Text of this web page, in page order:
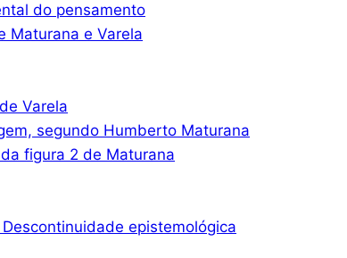
do pensamento
Maturana e Varela
Varela
segundo Humberto Maturana
figura 2 de Maturana
epistemológica